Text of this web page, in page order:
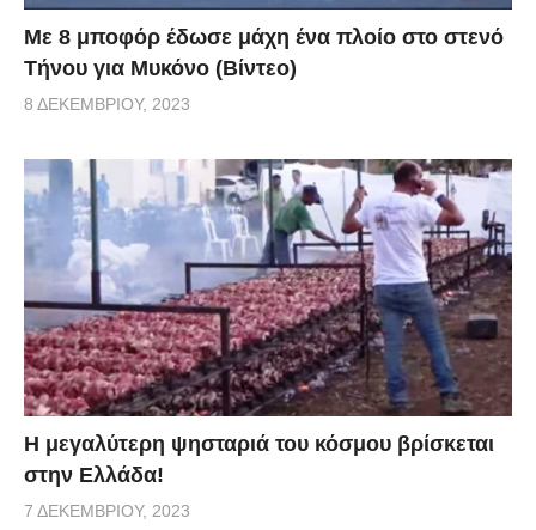
Με 8 μποφόρ έδωσε μάχη ένα πλοίο στο στενό
Τήνου για Μυκόνο (Βίντεο)
8 ΔΕΚΕΜΒΡΊΟΥ, 2023
Η μεγαλύτερη ψησταριά του κόσμου βρίσκεται
στην Ελλάδα!
7 ΔΕΚΕΜΒΡΊΟΥ, 2023